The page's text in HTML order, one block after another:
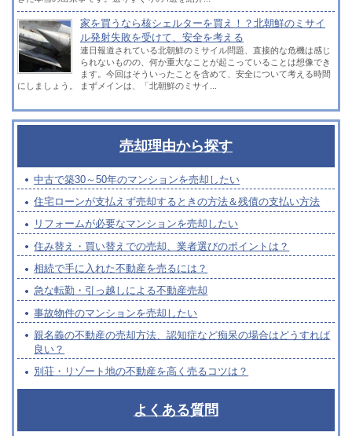
家を買うなら核シェルターを買え！？北朝鮮のミサイ
ル発射失敗を受けて、安全を考える
連日報道されている北朝鮮のミサイル問題、直接的な危機は感じ
られないものの、何か重大なことが起こっていることは想像でき
ます。今回はそういったことを含めて、安全について考える時間
にしましょう。 まずメインは、「北朝鮮のミサイ...
売却理由から探す
中古で築30～50年のマンションを売却したい
住宅ローンが支払えず売却するときの方法＆残債の支払い方法
リフォームが必要なマンションを売却したい
住み替え・買い替えでの売却、業者選びのポイントは？
相続で手に入れた不動産を売るには？
急な転勤・引っ越しによる不動産売却
事故物件のマンションを売却したい
親名義の不動産の売却方法、認知症など痴呆の場合はどうすれば
良い？
別荘・リゾート地の不動産を高く売るコツは？
よくある質問